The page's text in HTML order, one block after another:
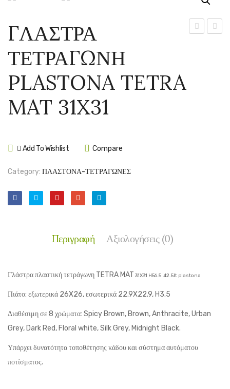
ΓΛΑΣΤΡΑ
ΤΕΤΡΑΓΩΝΗ
PLASTONA TETRA
MAT 31X31
Add To Wishlist Compare
Category: ΠΛΑΣΤΟΝΑ-ΤΕΤΡΑΓΩΝΕΣ
Περιγραφή Αξιολογήσεις (0)
Γλάστρα πλαστική τετράγωνη TETRA MAT 31X31 H56.5 42.5lt plastona
Πιάτο: εξωτερικά 26X26, εσωτερικά 22.9X22.9, H3.5
Διαθέσιμη σε 8 χρώματα: Spicy Brown, Brown, Anthracite, Urban
Grey, Dark Red, Floral white, Silk Grey, Midnight Black.
Υπάρχει δυνατότητα τοποθέτησης κάδου και σύστημα αυτόματου
ποτίσματος.